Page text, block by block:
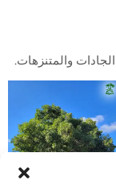
والمتنزهات.